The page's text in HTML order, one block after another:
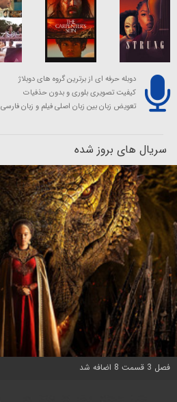
دوبله حرفه ای از برترین گروه های دوبلاژ
کیفیت تصویری بلوری و بدون حذفیات
تعویض زبان بین زبان اصلی فیلم و زبان فارسی
سریال های بروز شده
فصل 3 قسمت 8 اضافه شد